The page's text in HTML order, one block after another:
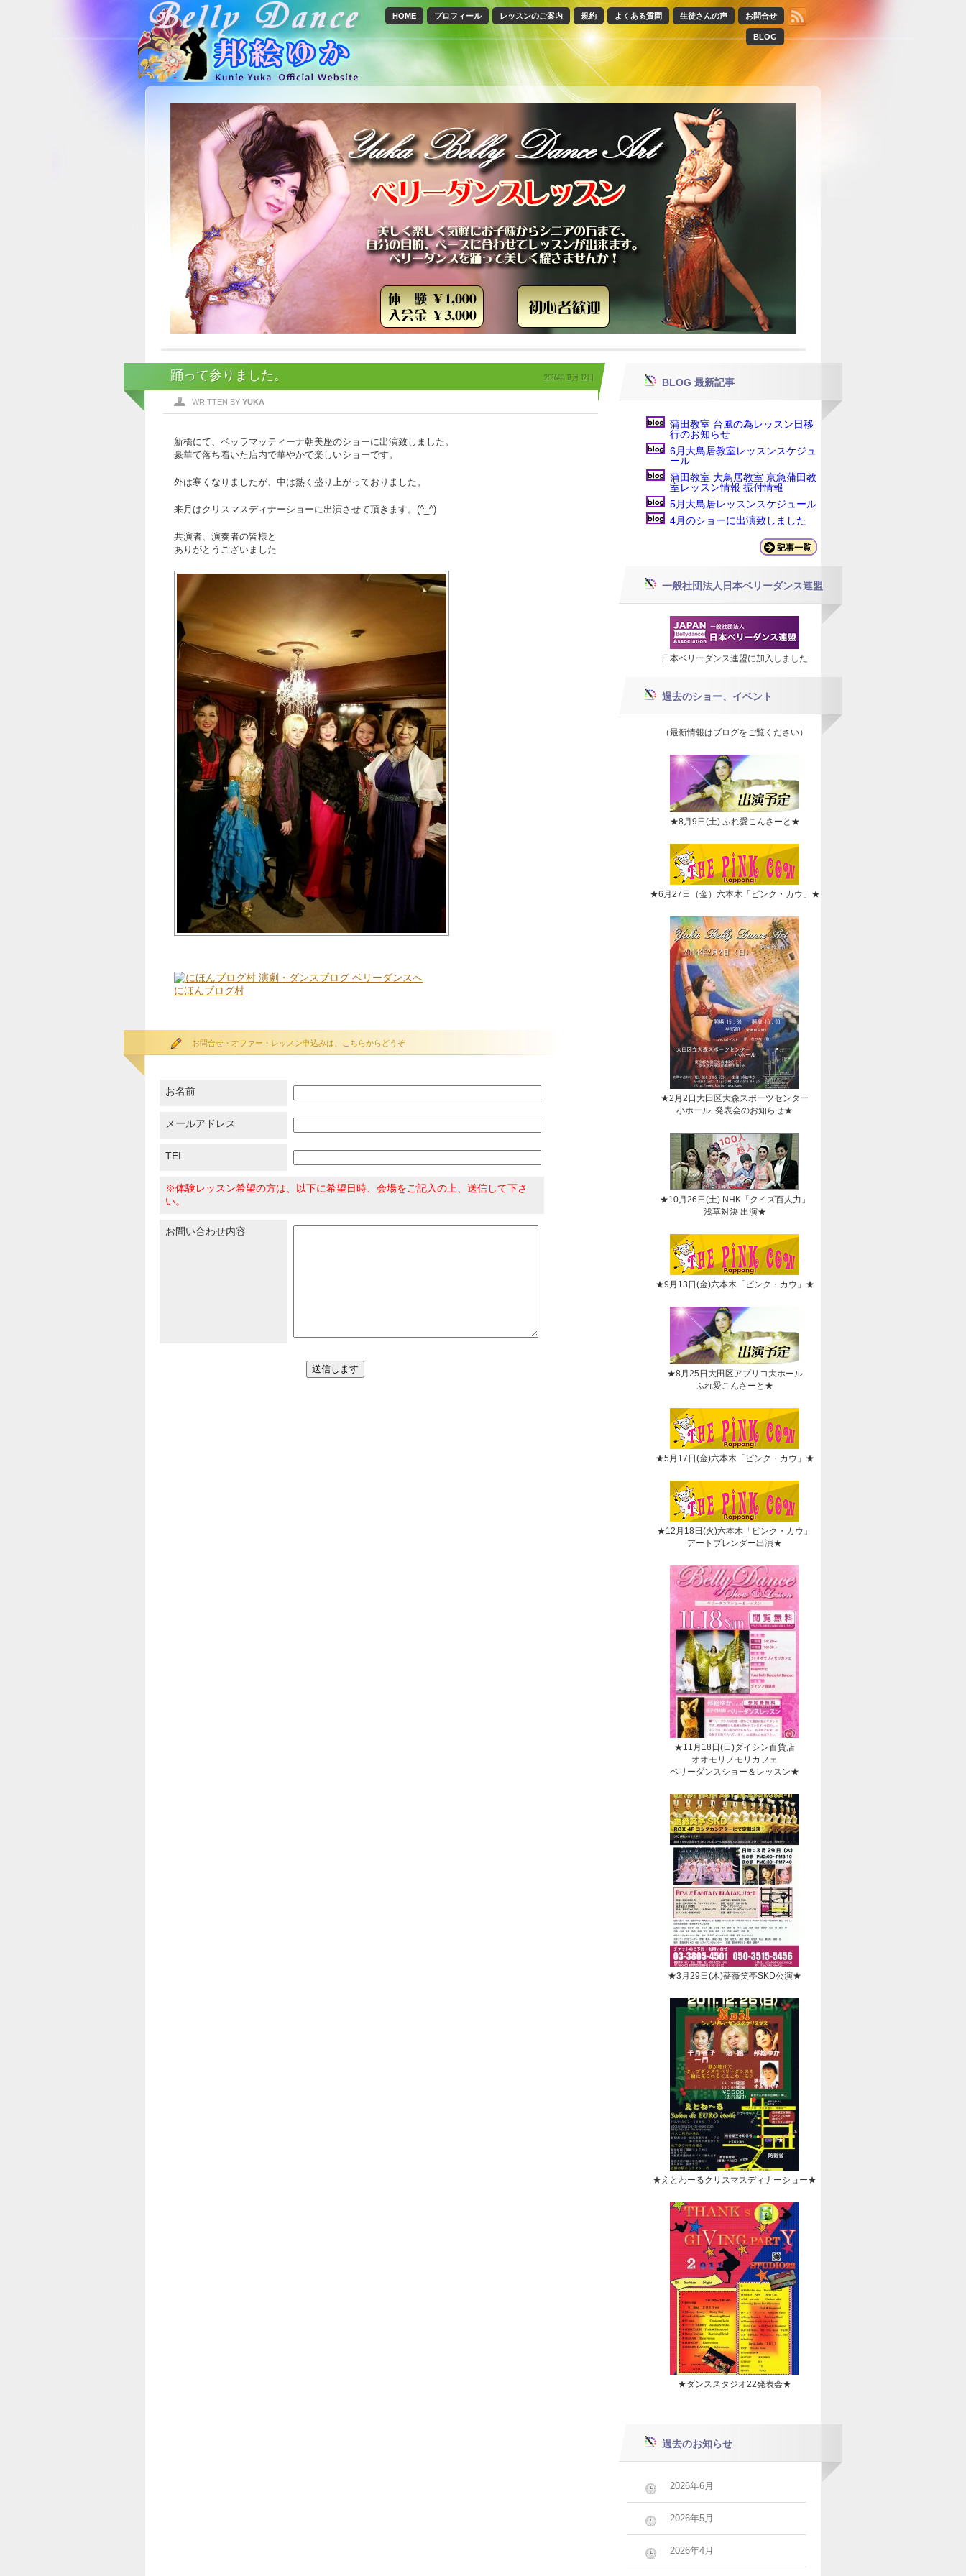
お問合せ
生徒さんの声
よくある質問
規約
レッスンのご案内
プロフィール
HOME
BLOG
踊って参りました。 2016年 11月 12日
WRITTEN BY YUKA
新橋にて、ベッラマッティーナ朝美座のショーに出演致しました。
豪華で落ち着いた店内で華やかで楽しいショーです。
外は寒くなりましたが、中は熱く盛り上がっておりました。
来月はクリスマスディナーショーに出演させて頂きます。(^_^)
共演者、演奏者の皆様と
ありがとうございました
にほんブログ村
お問合せ・オファー・レッスン申込みは、こちらからどうぞ
お名前
メールアドレス
TEL
※体験レッスン希望の方は、以下に希望日時、会場をご記入の上、送信して下さ
い。
お問い合わせ内容
BLOG 最新記事
蒲田教室 台風の為レッスン日移
行のお知らせ
6月大鳥居教室レッスンスケジュ
ール
蒲田教室 大鳥居教室 京急蒲田教
室レッスン情報 振付情報
5月大鳥居レッスンスケジュール
4月のショーに出演致しました
一般社団法人日本ベリーダンス連盟
日本ベリーダンス連盟に加入しました
過去のショー、イベント
（最新情報はブログをご覧ください）
★8月9日(土) ふれ愛こんさーと★
★6月27日（金）六本木「ピンク・カウ」★
★2月2日大田区大森スポーツセンター
小ホール 発表会のお知らせ★
★10月26日(土) NHK「クイズ百人力」
浅草対決 出演★
★9月13日(金)六本木「ピンク・カウ」★
★8月25日大田区アプリコ大ホール
ふれ愛こんさーと★
★5月17日(金)六本木「ピンク・カウ」★
★12月18日(火)六本木「ピンク・カウ」
アートブレンダー出演★
★11月18日(日)ダイシン百貨店
オオモリノモリカフェ
ベリーダンスショー＆レッスン★
★3月29日(木)薔薇笑亭SKD公演★
★えとわーるクリスマスディナーショー★
★ダンススタジオ22発表会★
過去のお知らせ
2026年6月
2026年5月
2026年4月